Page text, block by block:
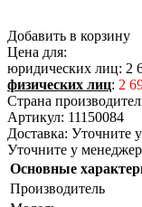
Добавить в корзину
Цена для:
юридических лиц: 2
физических лиц: 2
Страна
Артикул: 11150084
Доставка: Уточните
Уточните у
Основные
Производитель